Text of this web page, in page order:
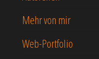
Mehr von mir
Web-Portfolio